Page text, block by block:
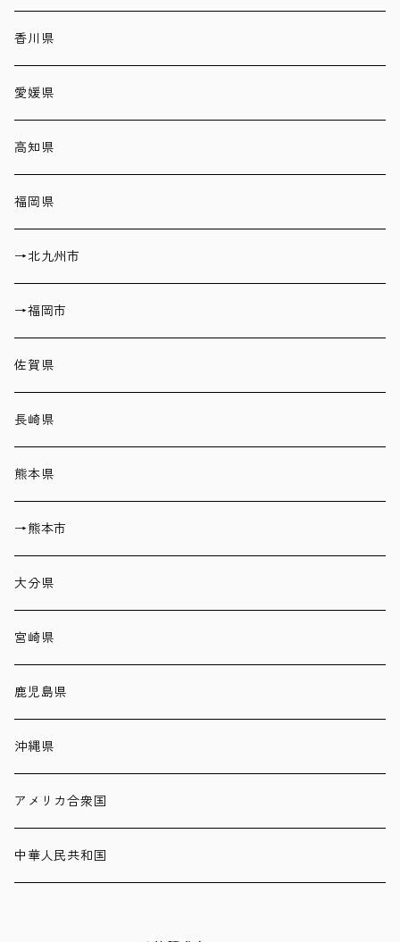
香川県
愛媛県
高知県
福岡県
→北九州市
→福岡市
佐賀県
長崎県
熊本県
→熊本市
大分県
宮崎県
鹿児島県
沖縄県
アメリカ合衆国
中華人民共和国